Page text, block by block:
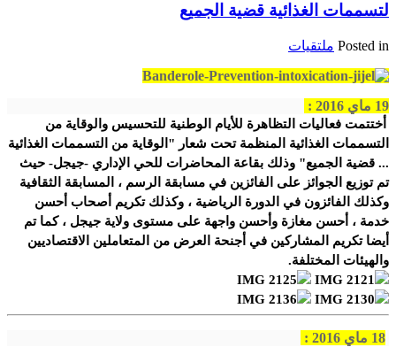
لتسممات الغذائية قضية الجميع
Posted in ملتقيات
19 ماي 2016 :
أختتمت فعاليات التظاهرة للأيام الوطنية للتحسيس والوقاية من
التسممات الغذائية المنظمة تحت شعار "الوقاية من التسممات الغذائية
... قضية الجميع" وذلك بقاعة المحاضرات للحي الإداري -جيجل- حيث
تم توزيع الجوائز على الفائزين في مسابقة الرسم ، المسابقة الثقافية
وكذلك الفائزون في الدورة الرياضية ، وكذلك تكريم أصحاب أحسن
خدمة ، أحسن مغازة وأحسن واجهة على مستوى ولاية جيجل ، كما تم
أيضا تكريم المشاركين في أجنحة العرض من المتعاملين الاقتصاديين
والهيئات المختلفة.
18 ماي 2016 :